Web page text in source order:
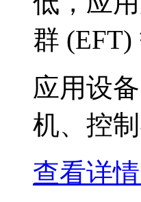
群
应用设
机、控
查看详